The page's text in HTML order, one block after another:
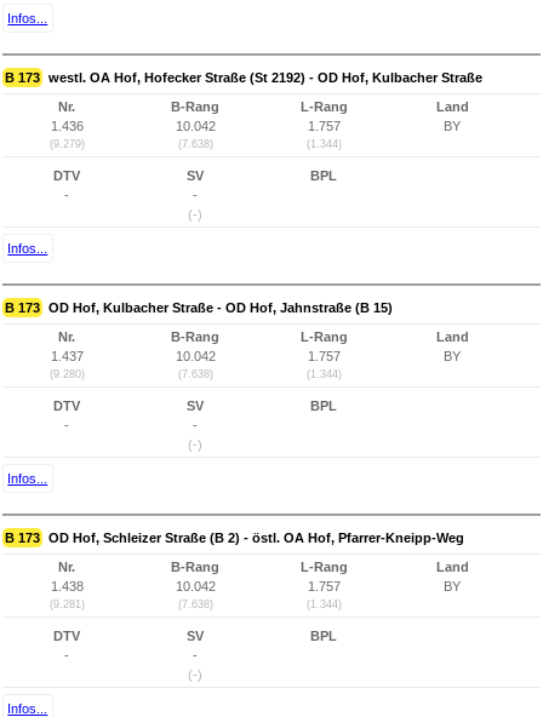
Infos...
B 173 westl. OA Hof, Hofecker Straße (St 2192) - OD Hof, Kulbacher Straße
Nr.
1.436
(9.279)
B-Rang
10.042
(7.638)
L-Rang
1.757
(1.344)
Land
BY
DTV
-
SV
-
(-)
BPL
Infos...
B 173 OD Hof, Kulbacher Straße - OD Hof, Jahnstraße (B 15)
Nr.
1.437
(9.280)
B-Rang
10.042
(7.638)
L-Rang
1.757
(1.344)
Land
BY
DTV
-
SV
-
(-)
BPL
Infos...
B 173 OD Hof, Schleizer Straße (B 2) - östl. OA Hof, Pfarrer-Kneipp-Weg
Nr.
1.438
(9.281)
B-Rang
10.042
(7.638)
L-Rang
1.757
(1.344)
Land
BY
DTV
-
SV
-
(-)
BPL
Infos...